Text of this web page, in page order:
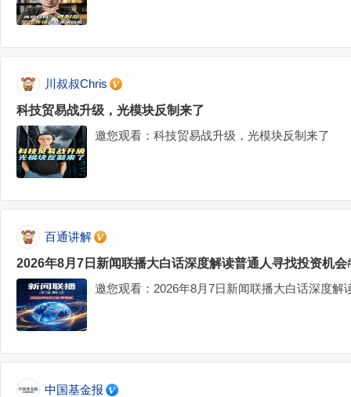
川叔叔Chris
科技贸易战升级，光模块反制来了
邀您观看：科技贸易战升级，光模块反制来了
百通讲解
2026年8月7日新闻联播大白话深度解读普通人寻找投资机会
邀您观看：2026年8月7日新闻联播大白话深度解
中国基金报